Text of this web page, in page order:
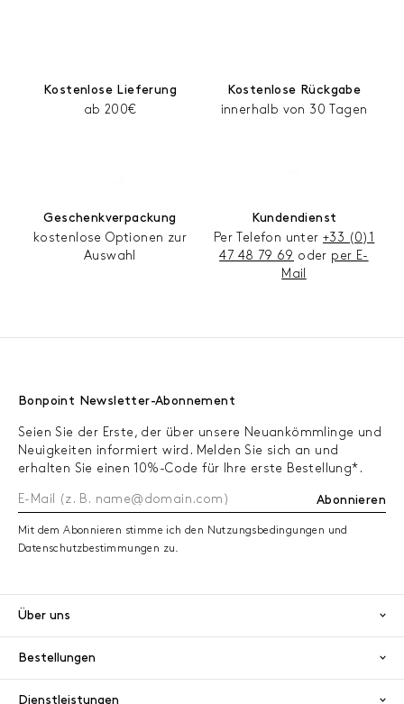
Kostenlose Lieferung
ab 200€
Kostenlose Rückgabe
innerhalb von 30 Tagen
Geschenkverpackung
kostenlose Optionen zur
Auswahl
Kundendienst
Per Telefon unter +33 (0)1
47 48 79 69 oder per E-
Mail
Bonpoint Newsletter-Abonnement
Seien Sie der Erste, der über unsere Neuankömmlinge und
Neuigkeiten informiert wird. Melden Sie sich an und
erhalten Sie einen 10%-Code für Ihre erste Bestellung*.
Abonnieren
Mit dem Abonnieren stimme ich den Nutzungsbedingungen und
Datenschutzbestimmungen zu.
Über uns
Bestellungen
Dienstleistungen